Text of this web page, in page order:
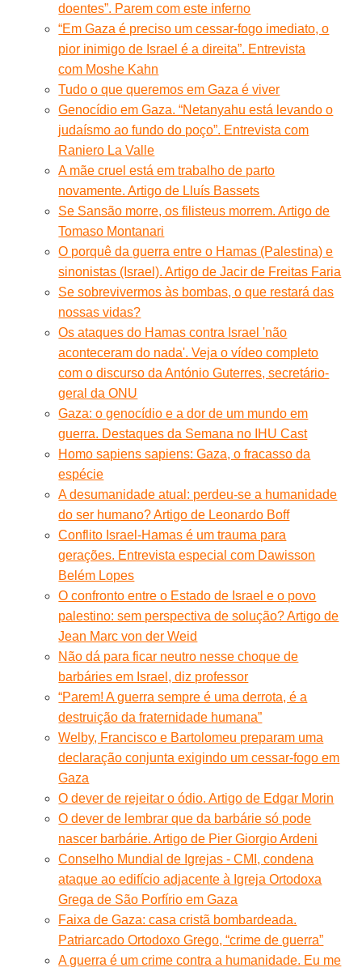
doentes”. Parem com este inferno
“Em Gaza é preciso um cessar-fogo imediato, o
pior inimigo de Israel é a direita”. Entrevista
com Moshe Kahn
Tudo o que queremos em Gaza é viver
Genocídio em Gaza. “Netanyahu está levando o
judaísmo ao fundo do poço”. Entrevista com
Raniero La Valle
A mãe cruel está em trabalho de parto
novamente. Artigo de Lluís Bassets
Se Sansão morre, os filisteus morrem. Artigo de
Tomaso Montanari
O porquê da guerra entre o Hamas (Palestina) e
sinonistas (Israel). Artigo de Jacir de Freitas Faria
Se sobrevivermos às bombas, o que restará das
nossas vidas?
Os ataques do Hamas contra Israel 'não
aconteceram do nada'. Veja o vídeo completo
com o discurso da António Guterres, secretário-
geral da ONU
Gaza: o genocídio e a dor de um mundo em
guerra. Destaques da Semana no IHU Cast
Homo sapiens sapiens: Gaza, o fracasso da
espécie
A desumanidade atual: perdeu-se a humanidade
do ser humano? Artigo de Leonardo Boff
Conflito Israel-Hamas é um trauma para
gerações. Entrevista especial com Dawisson
Belém Lopes
O confronto entre o Estado de Israel e o povo
palestino: sem perspectiva de solução? Artigo de
Jean Marc von der Weid
Não dá para ficar neutro nesse choque de
barbáries em Israel, diz professor
“Parem! A guerra sempre é uma derrota, é a
destruição da fraternidade humana”
Welby, Francisco e Bartolomeu preparam uma
declaração conjunta exigindo um cessar-fogo em
Gaza
O dever de rejeitar o ódio. Artigo de Edgar Morin
O dever de lembrar que da barbárie só pode
nascer barbárie. Artigo de Pier Giorgio Ardeni
Conselho Mundial de Igrejas - CMI, condena
ataque ao edifício adjacente à Igreja Ortodoxa
Grega de São Porfírio em Gaza
Faixa de Gaza: casa cristã bombardeada.
Patriarcado Ortodoxo Grego, “crime de guerra”
A guerra é um crime contra a humanidade. Eu me